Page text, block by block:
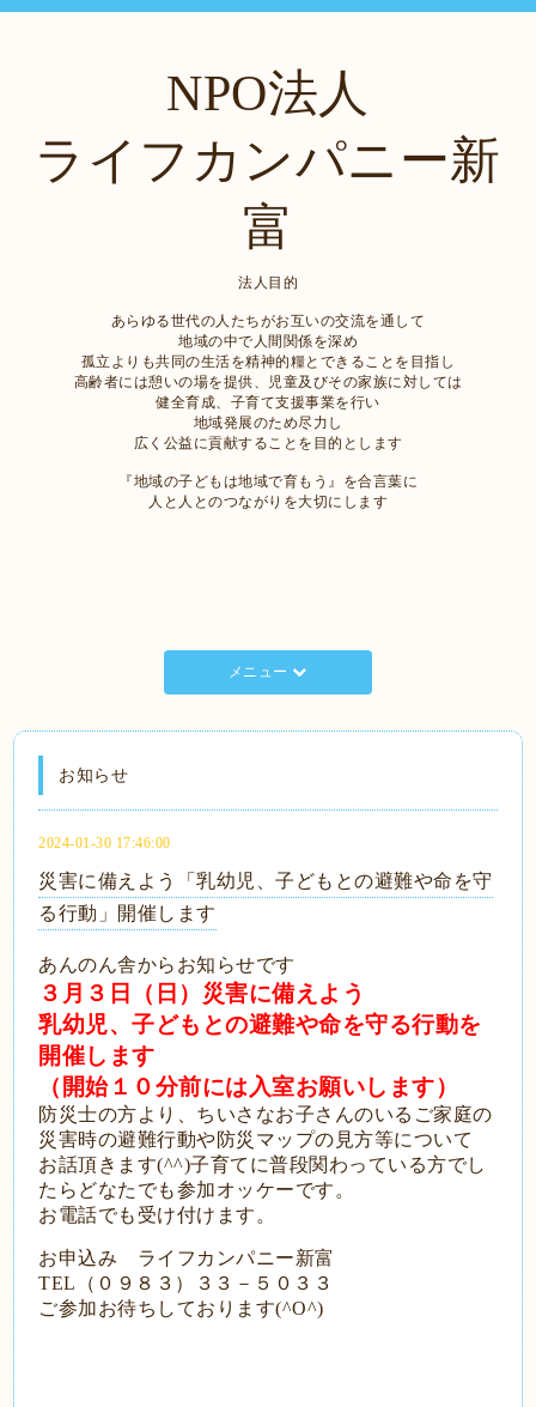
NPO法人
ライフカンパニー新
富
法人目的
あらゆる世代の人たちがお互いの交流を通して
地域の中で人間関係を深め
孤立よりも共同の生活を精神的糧とできることを目指し
高齢者には憩いの場を提供、児童及びその家族に対しては
健全育成、子育て支援事業を行い
地域発展のため尽力し
広く公益に貢献することを目的とします
『地域の子どもは地域で育もう』を合言葉に
人と人とのつながりを大切にします
メニュー
お知らせ
2024-01-30 17:46:00
災害に備えよう「乳幼児、子どもとの避難や命を守
る行動」開催します
あんのん舎からお知らせです
３月３日（日）災害に備えよう
乳幼児、子どもとの避難や命を守る行動を
開催します
（開始１０分前には入室お願いします）
防災士の方より、ちいさなお子さんのいるご家庭の
災害時の避難行動や防災マップの見方等について
お話頂きます(^^)子育てに普段関わっている方でし
たらどなたでも参加オッケーです。
お電話でも受け付けます。
お申込み ライフカンパニー新富
TEL（０９８３）３３－５０３３
ご参加お待ちしております(^O^)